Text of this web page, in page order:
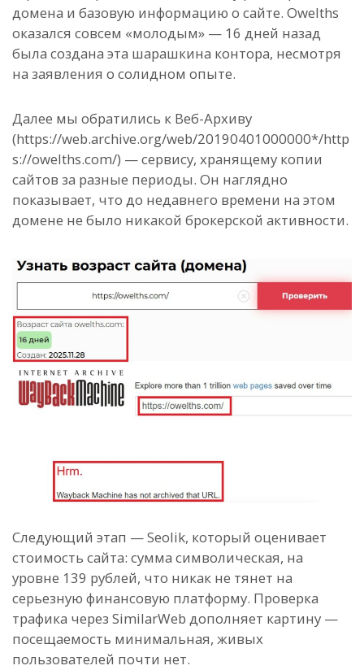
домена и базовую информацию о сайте. Owelths
оказался совсем «молодым» — 16 дней назад
была создана эта шарашкина контора, несмотря
на заявления о солидном опыте.
Далее мы обратились к Веб-Архиву
(https://web.archive.org/web/20190401000000*/http
s://owelths.com/) — сервису, хранящему копии
сайтов за разные периоды. Он наглядно
показывает, что до недавнего времени на этом
домене не было никакой брокерской активности.
Следующий этап — Seolik, который оценивает
стоимость сайта: сумма символическая, на
уровне 139 рублей, что никак не тянет на
серьезную финансовую платформу. Проверка
трафика через SimilarWeb дополняет картину —
посещаемость минимальная, живых
пользователей почти нет.